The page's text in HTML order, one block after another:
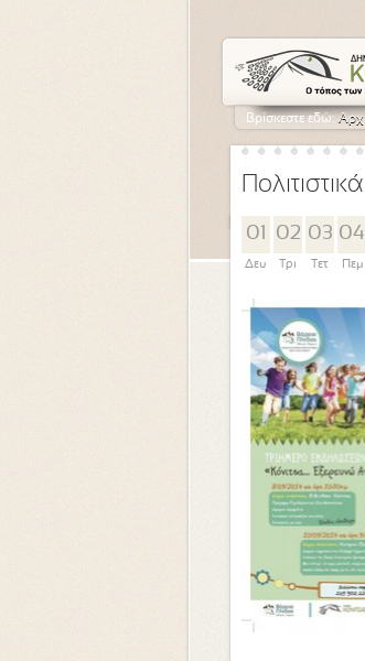
Βρίσκεστε εδώ:
01
Δευ
02
Τρι
03
Τετ
04
Πεμ